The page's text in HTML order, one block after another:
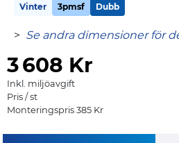
Vinter 3pmsf Dubb
> Se andra dimensioner för
3608 Kr
Inkl. miljöavgift
Pris / st
Monteringspris 385 Kr